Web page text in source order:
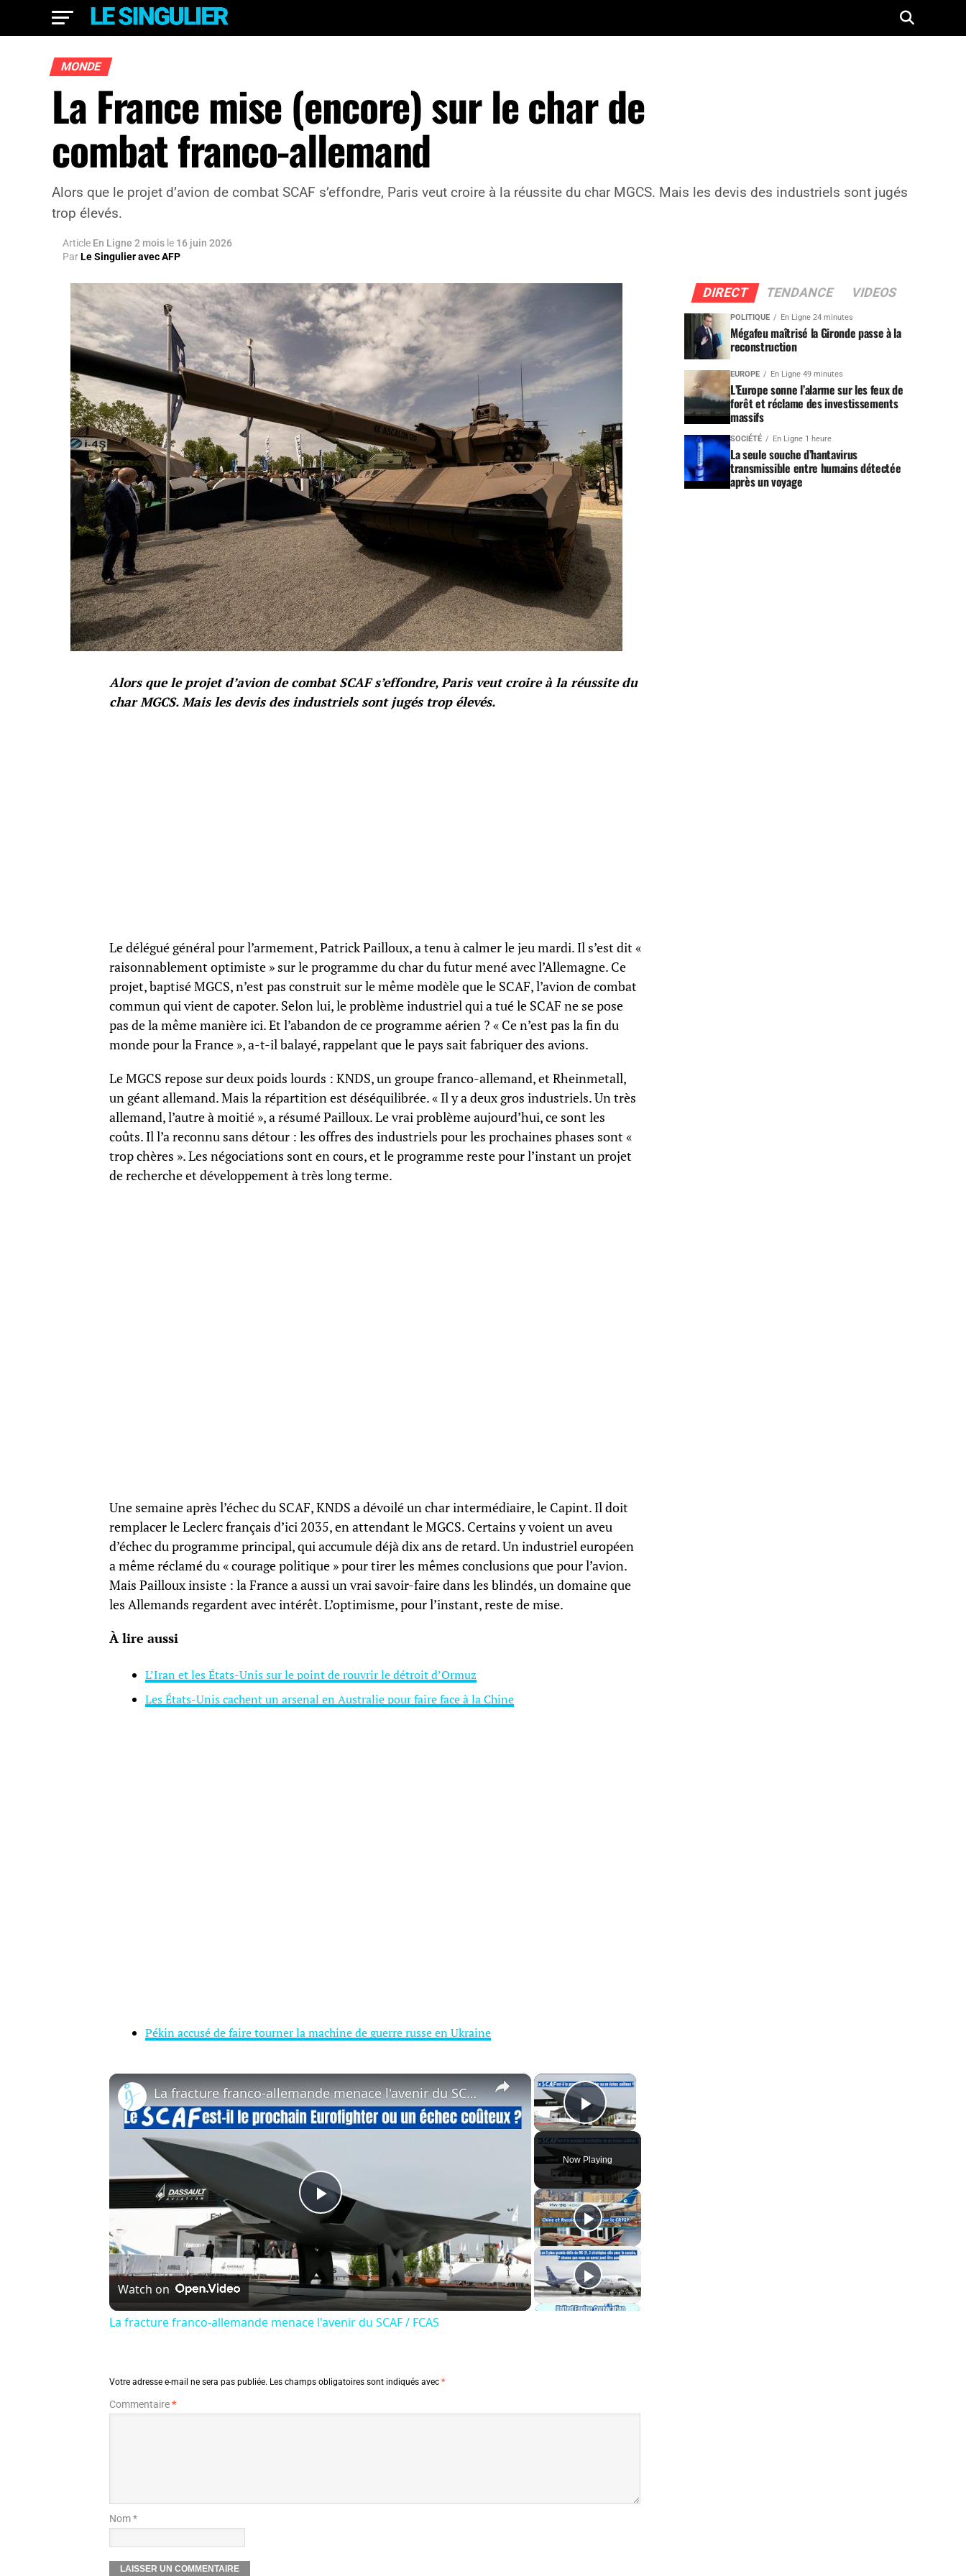
MONDE
La France mise (encore) sur le char de
combat franco-allemand
Alors que le projet d’avion de combat SCAF s’effondre, Paris veut croire à la réussite du char MGCS. Mais les devis des industriels sont jugés
trop élevés.
Article En Ligne 2 mois le 16 juin 2026
ParLe Singulier avec AFP
Alors que le projet d’avion de combat SCAF s’effondre, Paris veut croire à la réussite du
char MGCS. Mais les devis des industriels sont jugés trop élevés.
Le délégué général pour l’armement, Patrick Pailloux, a tenu à calmer le jeu mardi. Il s’est dit «
raisonnablement optimiste » sur le programme du char du futur mené avec l’Allemagne. Ce
projet, baptisé MGCS, n’est pas construit sur le même modèle que le SCAF, l’avion de combat
commun qui vient de capoter. Selon lui, le problème industriel qui a tué le SCAF ne se pose
pas de la même manière ici. Et l’abandon de ce programme aérien ? « Ce n’est pas la fin du
monde pour la France », a-t-il balayé, rappelant que le pays sait fabriquer des avions.
Le MGCS repose sur deux poids lourds : KNDS, un groupe franco-allemand, et Rheinmetall,
un géant allemand. Mais la répartition est déséquilibrée. « Il y a deux gros industriels. Un très
allemand, l’autre à moitié », a résumé Pailloux. Le vrai problème aujourd’hui, ce sont les
coûts. Il l’a reconnu sans détour : les offres des industriels pour les prochaines phases sont «
trop chères ». Les négociations sont en cours, et le programme reste pour l’instant un projet
de recherche et développement à très long terme.
Une semaine après l’échec du SCAF, KNDS a dévoilé un char intermédiaire, le Capint. Il doit
remplacer le Leclerc français d’ici 2035, en attendant le MGCS. Certains y voient un aveu
d’échec du programme principal, qui accumule déjà dix ans de retard. Un industriel européen
a même réclamé du « courage politique » pour tirer les mêmes conclusions que pour l’avion.
Mais Pailloux insiste : la France a aussi un vrai savoir-faire dans les blindés, un domaine que
les Allemands regardent avec intérêt. L’optimisme, pour l’instant, reste de mise.
À lire aussi
L’Iran et les États-Unis sur le point de rouvrir le détroit d’Ormuz
Les États-Unis cachent un arsenal en Australie pour faire face à la Chine
Pékin accusé de faire tourner la machine de guerre russe en Ukraine
×
Play Video
Now Playing
×
Play
Video
La fracture franco-allemande menace l'avenir du SCAF / FCAS
Watch on
La fracture franco-allemande menace l'avenir du SCAF / FCAS
Votre adresse e-mail ne sera pas publiée. Les champs obligatoires sont indiqués avec *
Commentaire*
Nom *
DIRECT TENDANCE VIDEOS
POLITIQUE En Ligne 24 minutes
Mégafeu maîtrisé la Gironde passe à la
reconstruction
EUROPE En Ligne 49 minutes
L’Europe sonne l’alarme sur les feux de
forêt et réclame des investissements
massifs
SOCIÉTÉ En Ligne 1 heure
La seule souche d’hantavirus
transmissible entre humains détectée
après un voyage